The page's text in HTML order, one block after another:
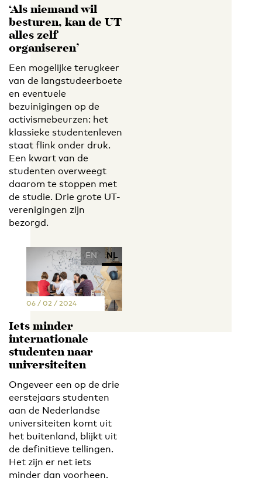
‘Als niemand wil
besturen, kan de UT
alles zelf
organiseren’
Een mogelijke terugkeer
van de langstudeerboete
en eventuele
bezuinigingen op de
activismebeurzen: het
klassieke studentenleven
staat flink onder druk.
Een kwart van de
studenten overweegt
daarom te stoppen met
de studie. Drie grote UT-
verenigingen zijn
bezorgd.
EN NL
06 / 02 / 2024
Iets minder
internationale
studenten naar
universiteiten
Ongeveer een op de drie
eerstejaars studenten
aan de Nederlandse
universiteiten komt uit
het buitenland, blijkt uit
de definitieve tellingen.
Het zijn er net iets
minder dan voorheen.